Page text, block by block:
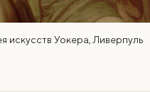
искусств Уокера, Ливерпуль